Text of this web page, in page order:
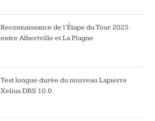
Reconnaissance de l’Étape du Tour 2025
entre Albertville et La Plagne
Test longue durée du nouveau Lapierre
Xelius DRS 10.0